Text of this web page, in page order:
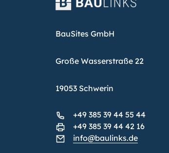
BauSites GmbH
Große Wasserstraße 22
19053 Schwerin
+49 385 39 44 55 44
+49 385 39 44 42 16
info@baulinks.de